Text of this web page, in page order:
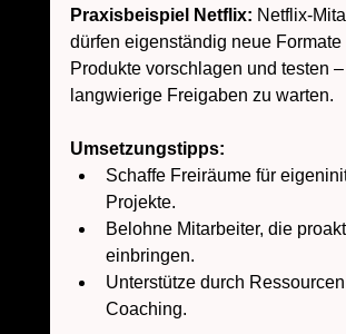
Praxisbeispiel Netflix: Netflix-
dürfen eigenständig neue Formate
Produkte vorschlagen und testen
langwierige Freigaben zu warten.
Umsetzungstipps:
Schaffe Freiräume für
Projekte.
Belohne Mitarbeiter, die
einbringen.
Unterstütze durch
Coaching.